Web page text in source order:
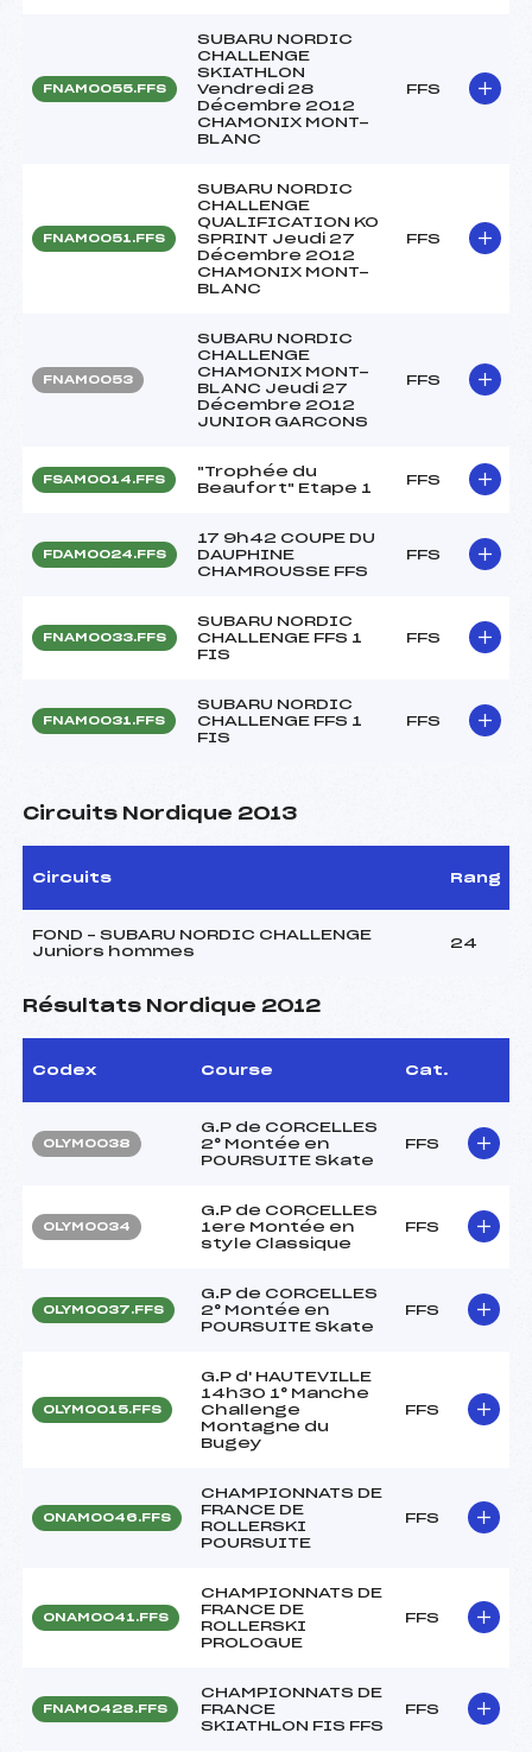
FNAM0055.FFS
SUBARU NORDIC
CHALLENGE
SKIATHLON
Vendredi 28
Décembre 2012
CHAMONIX MONT-
BLANC
FFS
FNAM0051.FFS
SUBARU NORDIC
CHALLENGE
QUALIFICATION KO
SPRINT Jeudi 27
Décembre 2012
CHAMONIX MONT-
BLANC
FFS
FNAM0053
SUBARU NORDIC
CHALLENGE
CHAMONIX MONT-
BLANC Jeudi 27
Décembre 2012
JUNIOR GARCONS
FFS
FSAM0014.FFS
"Trophée du
Beaufort" Etape 1
FFS
FDAM0024.FFS
17 9h42 COUPE DU
DAUPHINE
CHAMROUSSE FFS
FFS
FNAM0033.FFS
SUBARU NORDIC
CHALLENGE FFS 1
FIS
FFS
FNAM0031.FFS
SUBARU NORDIC
CHALLENGE FFS 1
FIS
FFS
Circuits Nordique 2013
Circuits Rang
FOND – SUBARU NORDIC CHALLENGE
Juniors hommes
24
Résultats Nordique 2012
Codex Course Cat.
OLYM0038
G.P de CORCELLES
2° Montée en
POURSUITE Skate
FFS
OLYM0034
G.P de CORCELLES
1ere Montée en
style Classique
FFS
OLYM0037.FFS
G.P de CORCELLES
2° Montée en
POURSUITE Skate
FFS
OLYM0015.FFS
G.P d' HAUTEVILLE
14h30 1° Manche
Challenge
Montagne du
Bugey
FFS
ONAM0046.FFS
CHAMPIONNATS DE
FRANCE DE
ROLLERSKI
POURSUITE
FFS
ONAM0041.FFS
CHAMPIONNATS DE
FRANCE DE
ROLLERSKI
PROLOGUE
FFS
FNAM0428.FFS
CHAMPIONNATS DE
FRANCE
SKIATHLON FIS FFS
FFS